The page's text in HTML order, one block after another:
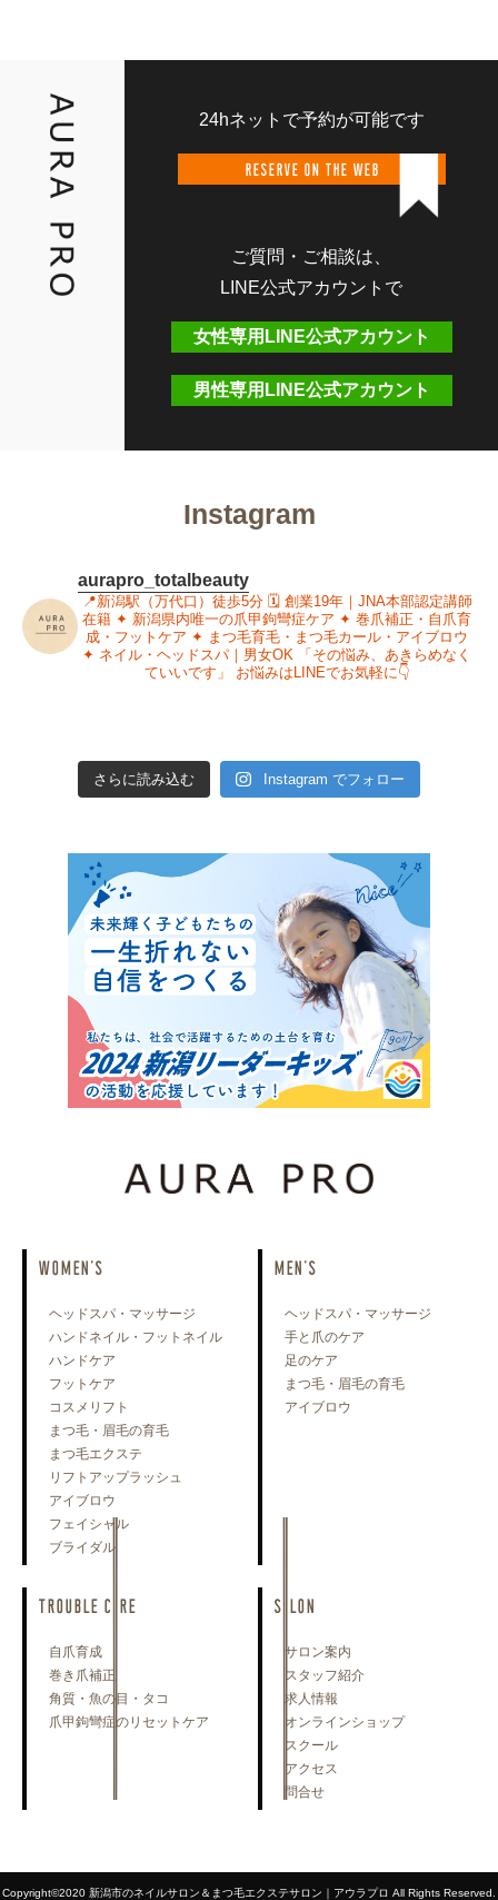
24hネットで予約が可能です
RESERVE ON THE WEB
ご質問・ご相談は、
LINE公式アカウントで
女性専用LINE公式アカウント
男性専用LINE公式アカウント
Instagram
aurapro_totalbeauty
📍新潟駅（万代口）徒歩5分🗓 創業19年｜JNA本部認定講師
在籍 ✦ 新潟県内唯一の爪甲鉤彎症ケア ✦ 巻爪補正・自爪育
成・フットケア ✦ まつ毛育毛・まつ毛カール・アイブロウ
✦ ネイル・ヘッドスパ｜男女OK 「その悩み、あきらめなく
ていいです」
お悩みはLINEでお気軽に👇
さらに読み込む Instagram でフォロー
WOMEN'S
ヘッドスパ・マッサージ
ハンドネイル・フットネイル
ハンドケア
フットケア
コスメリフト
まつ毛・眉毛の育毛
まつ毛エクステ
リフトアップラッシュ
アイブロウ
フェイシャル
ブライダル
MEN'S
ヘッドスパ・マッサージ
手と爪のケア
足のケア
まつ毛・眉毛の育毛
アイブロウ
TROUBLE CARE
自爪育成
巻き爪補正
角質・魚の目・タコ
爪甲鉤彎症のリセットケア
SALON
サロン案内
スタッフ紹介
求人情報
オンラインショップ
スクール
アクセス
問合せ
Copyright©2020 新潟市のネイルサロン＆まつ毛エクステサロン｜アウラプロ All Rights Reserved.